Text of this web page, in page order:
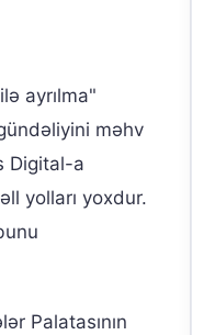
ayrılma"
məhv
Digital-a
yolları yoxdur.
Palatasının